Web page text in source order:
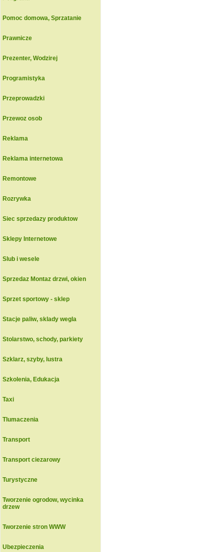
Pomoc domowa, Sprzatanie
Prawnicze
Prezenter, Wodzirej
Programistyka
Przeprowadzki
Przewoz osob
Reklama
Reklama internetowa
Remontowe
Rozrywka
Siec sprzedazy produktow
Sklepy Internetowe
Slub i wesele
Sprzedaz Montaz drzwi, okien
Sprzet sportowy - sklep
Stacje paliw, sklady wegla
Stolarstwo, schody, parkiety
Szklarz, szyby, lustra
Szkolenia, Edukacja
Taxi
Tlumaczenia
Transport
Transport ciezarowy
Turystyczne
Tworzenie ogrodow, wycinka
drzew
Tworzenie stron WWW
Ubezpieczenia